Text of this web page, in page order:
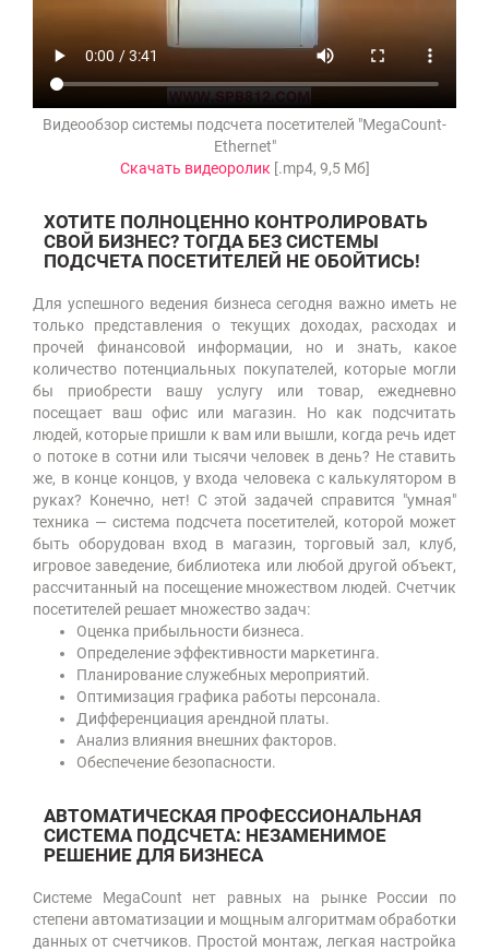
Видеообзор системы подсчета посетителей "MegaCount-
Ethernet"
Скачать видеоролик [.mp4, 9,5 Mб]
ХОТИТЕ ПОЛНОЦЕННО КОНТРОЛИРОВАТЬ
СВОЙ БИЗНЕС? ТОГДА БЕЗ СИСТЕМЫ
ПОДСЧЕТА ПОСЕТИТЕЛЕЙ НЕ ОБОЙТИСЬ!
Для успешного ведения бизнеса сегодня важно иметь не
только представления о текущих доходах, расходах и
прочей финансовой информации, но и знать, какое
количество потенциальных покупателей, которые могли
бы приобрести вашу услугу или товар, ежедневно
посещает ваш офис или магазин. Но как подсчитать
людей, которые пришли к вам или вышли, когда речь идет
о потоке в сотни или тысячи человек в день? Не ставить
же, в конце концов, у входа человека с калькулятором в
руках? Конечно, нет! С этой задачей справится "умная"
техника — система подсчета посетителей, которой может
быть оборудован вход в магазин, торговый зал, клуб,
игровое заведение, библиотека или любой другой объект,
рассчитанный на посещение множеством людей. Счетчик
посетителей решает множество задач:
Оценка прибыльности бизнеса.
Определение эффективности маркетинга.
Планирование служебных мероприятий.
Оптимизация графика работы персонала.
Дифференциация арендной платы.
Анализ влияния внешних факторов.
Обеспечение безопасности.
АВТОМАТИЧЕСКАЯ ПРОФЕССИОНАЛЬНАЯ
СИСТЕМА ПОДСЧЕТА: НЕЗАМЕНИМОЕ
РЕШЕНИЕ ДЛЯ БИЗНЕСА
Системе MegaCount нет равных на рынке России по
степени автоматизации и мощным алгоритмам обработки
данных от счетчиков. Простой монтаж, легкая настройка